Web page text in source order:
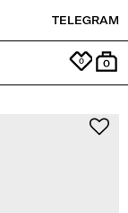
TELEGRAM
0